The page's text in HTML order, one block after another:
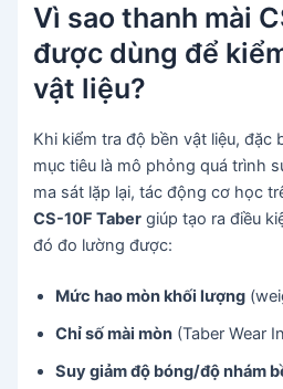
Vì sao thanh mài
được dùng để
vật liệu?
Khi kiểm tra độ bền vật liệu, đặc
mục tiêu là mô phỏng quá trình
ma sát lặp lại, tác động cơ học
CS-10F Taber giúp tạo ra điều
đó đo lường được:
Mức hao mòn khối lượng
Chỉ số mài mòn (Taber Wear
Suy giảm độ bóng/độ nhám